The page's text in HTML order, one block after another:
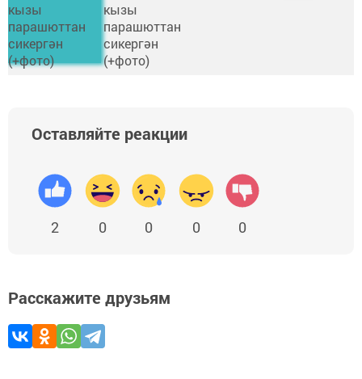
Оставляйте реакции
2 0 0 0 0
Расскажите друзьям